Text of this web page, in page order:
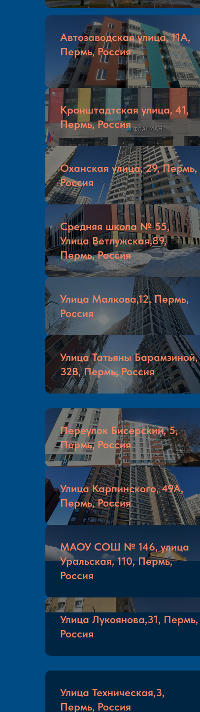
Автозаводская улица, 11А,
Пермь, Россия
Кронштадтская улица, 41,
Пермь, Россия
Оханская улица, 29, Пермь,
Россия
Средняя школа № 55,
Улица Ветлужская,89,
Пермь, Россия
Улица Малкова,12, Пермь,
Россия
Улица Татьяны Барамзиной,
32В, Пермь, Россия
Переулок Бисерский, 5,
Пермь, Россия
Улица Карпинского, 49А,
Пермь, Россия
МАОУ СОШ № 146, улица
Уральская, 110, Пермь,
Россия
Улица Лукоянова,31, Пермь,
Россия
Улица Техническая,3,
Пермь, Россия